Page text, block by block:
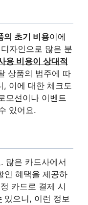
의 초기 비용이에
자인으로 많은 분
용 비용이 상대적
상품의 범주에 따
, 이에 대한 체크도
모션이나 이벤트
있어요.
많은 카드사에서
인 혜택을 제공하
카드로 결제 시
있으니, 이런 정보